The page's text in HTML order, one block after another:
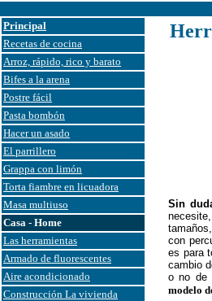
Principal
Recetas de cocina
Arroz, rápido, rico y barato
Bifes a la arena
Postre fácil
Pasta bombón
Hacer un asado
El parrillero
Grappa con limón
Torta fiambre en licuadora
Masa multiuso
Casa - Home
Las herramientas
Armado de fluorescentes
Aire acondicionado
Construcción La vivienda
Sin
con
es para
cambio
o no de
modelo